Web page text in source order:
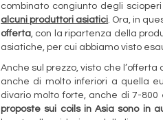
combinato congiunto degli
alcuni produttori asiatici. Ora, in
offerta, con la ripartenza della
asiatiche, per cui abbiamo visto
Anche sul prezzo, visto che
anche di molto inferiori a quella
divario molto forte, anche di 7-800
proposte sui coils in Asia sono in